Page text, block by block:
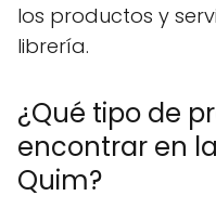
los productos y
librería.
¿Qué tipo de
encontrar en
Quim?